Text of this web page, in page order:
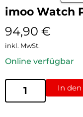
imoo Watch
94,90 €
inkl. MwSt.
Online verfügbar
In